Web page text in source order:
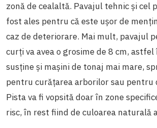
zonă de cealaltă. Pavajul tehnic și cel
fost ales pentru că este ușor de
caz de deteriorare. Mai mult, pavajul
curți va avea o grosime de 8 cm,
susține și mașini de tonaj mai mare,
pentru curățarea arborilor sau pentru
Pista va fi vopsită doar în zone
risc, în rest fiind de culoarea naturală